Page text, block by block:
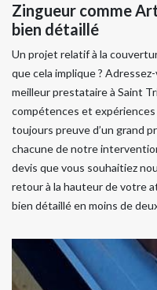
Zingueur comme
bien détaillé
Un projet relatif à la
que cela implique ?
meilleur prestataire à Saint
compétences et
toujours preuve d’un grand
chacune de notre
devis que vous souhaitiez
retour à la hauteur de votre
bien détaillé en moins de